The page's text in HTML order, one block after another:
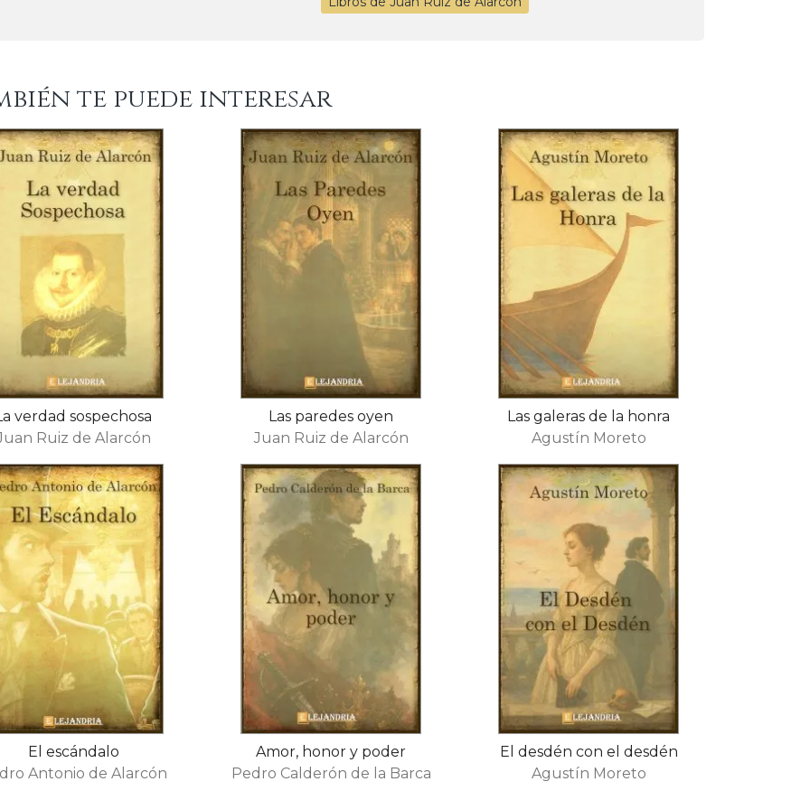
te puede interesar
verdad sospechosa
Ruiz de Alarcón
Las paredes oyen
Juan Ruiz de Alarcón
Las galeras de la honra
Agustín Moreto
El escándalo
Antonio de Alarcón
Amor, honor y poder
Pedro Calderón de la Barca
El desdén con el desdén
Agustín Moreto